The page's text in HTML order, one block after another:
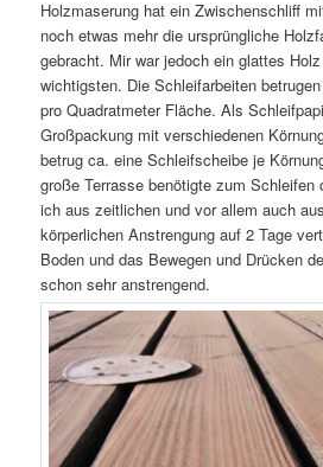
Holzmaserung hat ein Zwischenschliff
noch etwas mehr die ursprüngliche
gebracht. Mir war jedoch ein glattes
wichtigsten. Die Schleifarbeiten
pro Quadratmeter Fläche. Als
Großpackung mit verschiedenen
betrug ca. eine Schleifscheibe je
große Terrasse benötigte zum
ich aus zeitlichen und vor allem auch
körperlichen Anstrengung auf 2 Tage
Boden und das Bewegen und Drücken
schon sehr anstrengend.